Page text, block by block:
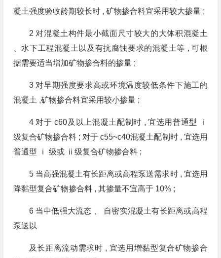
凝土强度验收龄期较长时 , 矿物掺合料宜采用较大掺量 ;
2 对混凝土构件最小截面尺寸较大的大体积混凝土
、水下工程混凝土以及有抗腐蚀要求的混凝土等 , 可根
据需要适当增加矿物掺合料的掺量 ;
3 对早期强度要求高或环境温度较低条件下施工的
混凝土 ,矿物掺合料宜采用较小掺量 ;
4 对于 c60及以上混凝土配制时 , 宜选用普通型 ⅰ
级复合矿物掺合料 ; 对于 c55~c40混凝土配制时 , 宜选用
普通型 ⅰ 级或 ⅱ级复合矿物掺合料 ;
5 当高强混凝土有长距离或高程泵送需求时 , 宜选用
降黏型复合矿物掺合料 , 其掺量不宜高于 10% ;
6 当中低强大流态 、 自密实混凝土有长距离或高程
泵送以
及长距离流动需求时 , 宜选用增黏型复合矿物掺合